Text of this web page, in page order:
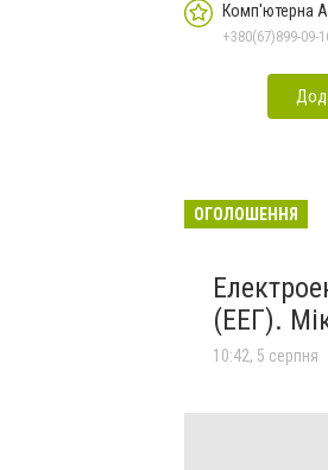
Комп'ютерна
ОГОЛОШЕННЯ
(ЕЕГ).
10:42, 5 серпня